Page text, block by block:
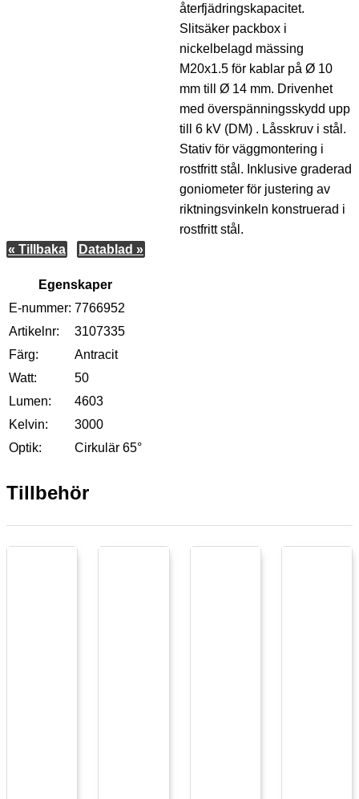
återfjädringskapacitet.
Slitsäker packbox i
nickelbelagd mässing
M20x1.5 för kablar på Ø 10
mm till Ø 14 mm. Drivenhet
med överspänningsskydd upp
till 6 kV (DM) . Låsskruv i stål.
Stativ för väggmontering i
rostfritt stål. Inklusive graderad
goniometer för justering av
riktningsvinkeln konstruerad i
rostfritt stål.
« Tillbaka
Datablad »
Egenskaper
E-nummer: 7766952
Artikelnr:
3107335
Färg:
Antracit
Watt:
50
Lumen:
4603
Kelvin:
3000
Optik:
Cirkulär 65°
Tillbehör